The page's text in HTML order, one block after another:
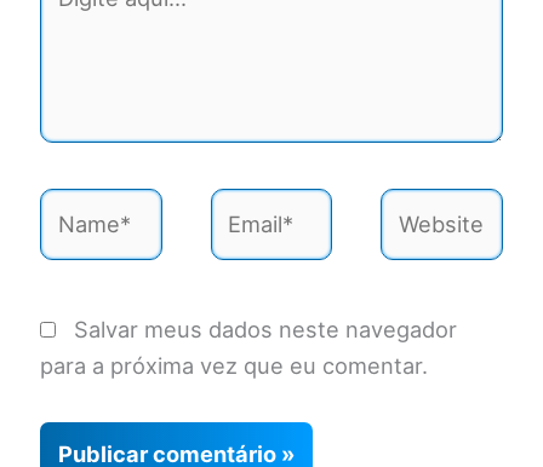
aqui...
Name* Email* Website
Salvar meus dados neste navegador
para a próxima vez que eu comentar.